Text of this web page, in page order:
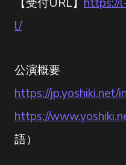
l/
公演概要
https://jp.yoshiki.net/
https://
語）